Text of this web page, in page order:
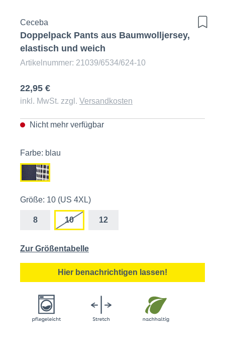
Ceceba
Doppelpack Pants aus Baumwolljersey,
elastisch und weich
Artikelnummer: 21039/6534/624-10
22,95 €
inkl. MwSt. zzgl. Versandkosten
Nicht mehr verfügbar
Farbe: blau
Größe: 10 (US 4XL)
8 10 12
Zur Größentabelle
Hier benachrichtigen lassen!